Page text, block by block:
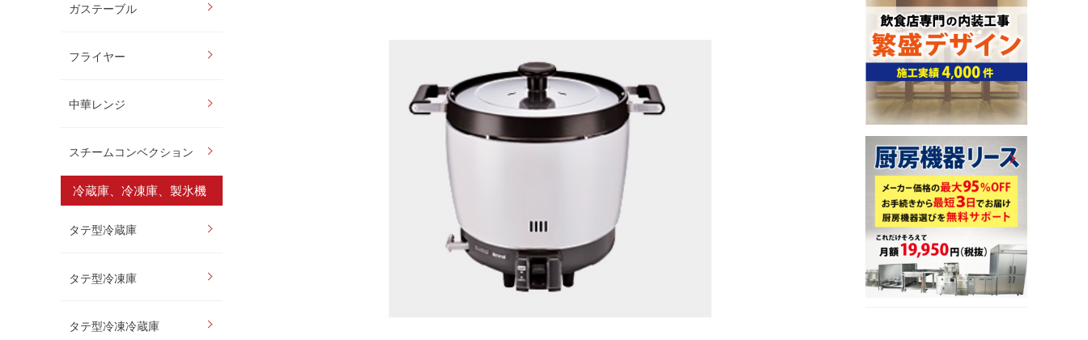
ガステーブル
フライヤー
中華レンジ
スチームコンベクション
冷蔵庫、冷凍庫、製氷機
タテ型冷蔵庫
タテ型冷凍庫
タテ型冷凍冷蔵庫